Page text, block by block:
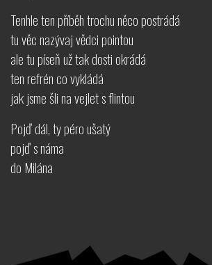
Tenhle ten příběh trochu něco postrádá
tu věc nazývaj vědci pointou
ale tu píseň už tak dosti okrádá
ten refrén co vykládá
jak jsme šli na vejlet s flintou
Pojď dál, ty péro ušatý
pojď s náma
do Milána